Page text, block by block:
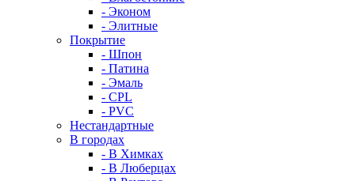
- Эконом
- Элитные
Покрытие
- Шпон
- Патина
- Эмаль
- CPL
- PVC
Нестандартные
В городах
- В Химках
- В Люберцах